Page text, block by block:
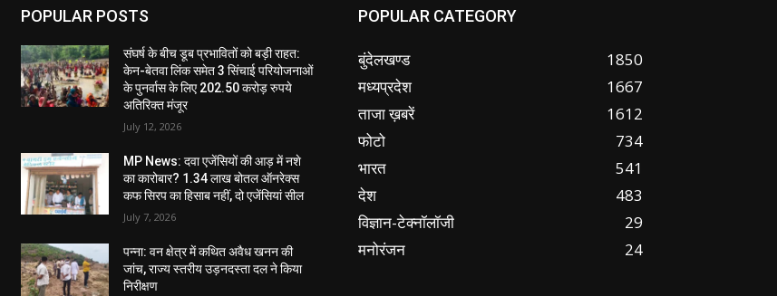
POPULAR POSTS
संघर्ष के बीच डूब प्रभावितों को बड़ी राहत:
केन-बेतवा लिंक समेत 3 सिंचाई परियोजनाओं
के पुनर्वास के लिए 202.50 करोड़ रुपये
अतिरिक्त मंजूर
July 12, 2026
MP News: दवा एजेंसियों की आड़ में नशे
का कारोबार? 1.34 लाख बोतल ऑनरेक्स
कफ सिरप का हिसाब नहीं, दो एजेंसियां सील
July 7, 2026
पन्ना: वन क्षेत्र में कथित अवैध खनन की
जांच, राज्य स्तरीय उड़नदस्ता दल ने किया
निरीक्षण
POPULAR CATEGORY
बुंदेलखण्ड
1850
मध्यप्रदेश
1667
ताजा ख़बरें
1612
फोटो
734
भारत
541
देश
483
विज्ञान-टेक्नॉलॉजी
29
मनोरंजन
24